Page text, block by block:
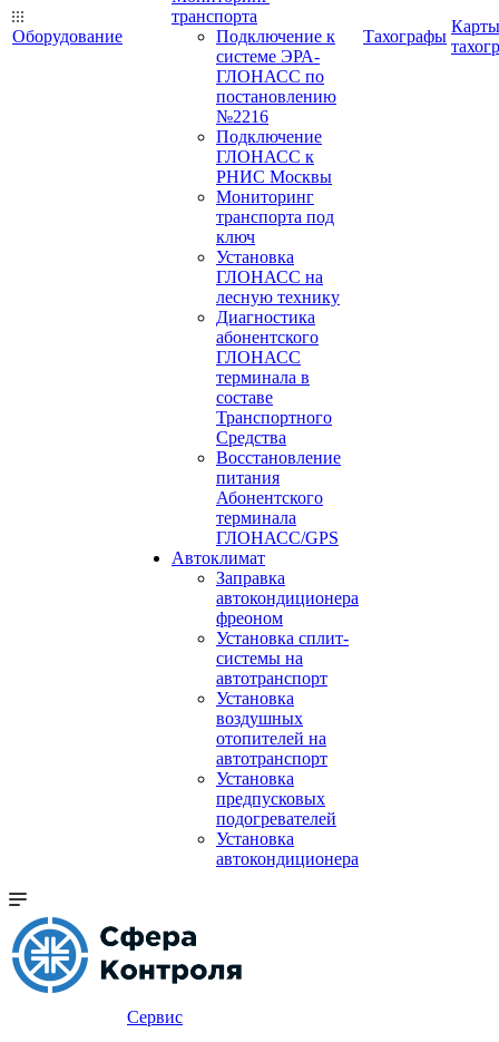
Оборудование
транспорта
Подключение к
системе ЭРА-
ГЛОНАСС по
постановлению
№2216
Подключение
ГЛОНАСС к
РНИС Москвы
Мониторинг
транспорта под
ключ
Установка
ГЛОНАСС на
лесную технику
Диагностика
абонентского
ГЛОНАСС
терминала в
составе
Транспортного
Средства
Восстановление
питания
Абонентского
терминала
ГЛОНАСС/GPS
Автоклимат
Заправка
автокондиционера
фреоном
Установка сплит-
системы на
автотранспорт
Установка
воздушных
отопителей на
автотранспорт
Установка
предпусковых
подогревателей
Установка
автокондиционера
Тахографы
Карты
Сервис